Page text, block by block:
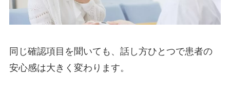
同じ確認項目を聞いても、話し方ひとつで患者の
安心感は大きく変わります。